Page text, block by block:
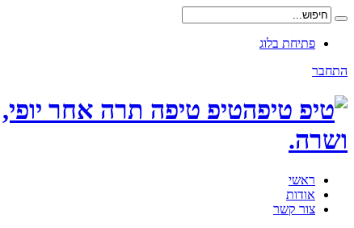
פתיחת בלוג
התחבר
טיפ טיפה תרה אחר
ושרה.
ראשי
אודות
צור קשר